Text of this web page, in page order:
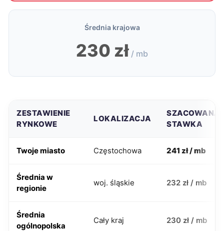
Średnia krajowa
230 zł / mb
ZESTAWIENIE
RYNKOWE
LOKALIZACJA
SZACOWANA
STAWKA
Twoje miasto Częstochowa 241 zł / mb
Średnia w
regionie
woj. śląskie 232 zł / mb
Średnia
ogólnopolska
Cały kraj 230 zł / mb